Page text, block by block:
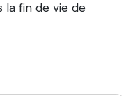
la fin de vie de